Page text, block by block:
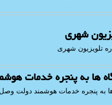
شهری
تلویزیون شهری
ها به پنجره خدمات
به پنجره خدمات هوشمند دولت